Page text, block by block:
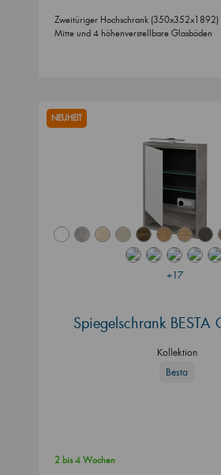
Zweitüriger Hochschrank (350x352x1892)
Mitte und 4 höhenverstellbare Glasböden
+17
NEUHEIT
Spiegelschrank
Kollektion
Besta
2 bis 4 Wochen